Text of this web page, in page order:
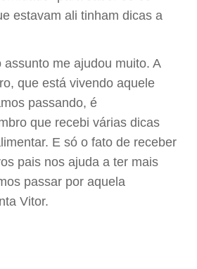
estavam ali tinham dicas a
assunto me ajudou muito. A
que está vivendo aquele
passando, é
que recebi várias dicas
E só o fato de receber
pais nos ajuda a ter mais
passar por aquela
Vitor.